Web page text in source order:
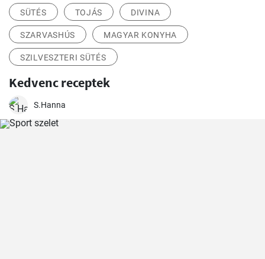
SÜTÉS TOJÁS DIVINA
SZARVASHÚS MAGYAR KONYHA
SZILVESZTERI SÜTÉS
Kedvenc receptek
S.Hanna